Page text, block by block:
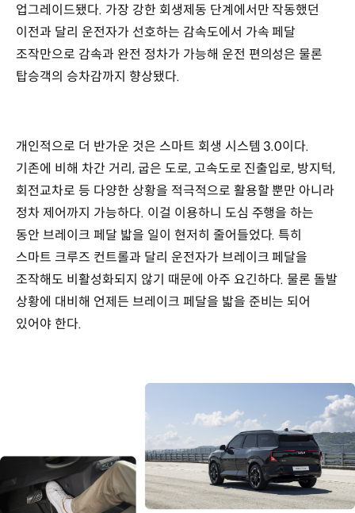
업그레이드됐다. 가장 강한 회생제동 단계에서만 작동했던
이전과 달리 운전자가 선호하는 감속도에서 가속 페달
조작만으로 감속과 완전 정차가 가능해 운전 편의성은 물론
탑승객의 승차감까지 향상됐다.
개인적으로 더 반가운 것은 스마트 회생 시스템 3.0이다.
기존에 비해 차간 거리, 굽은 도로, 고속도로 진출입로, 방지턱,
회전교차로 등 다양한 상황을 적극적으로 활용할 뿐만 아니라
정차 제어까지 가능하다. 이걸 이용하니 도심 주행을 하는
동안 브레이크 페달 밟을 일이 현저히 줄어들었다. 특히
스마트 크루즈 컨트롤과 달리 운전자가 브레이크 페달을
조작해도 비활성화되지 않기 때문에 아주 요긴하다. 물론 돌발
상황에 대비해 언제든 브레이크 페달을 밟을 준비는 되어
있어야 한다.